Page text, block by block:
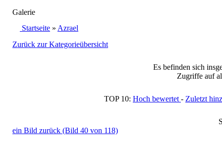
Galerie
Startseite » Azrael
Zurück zur Kategorieübersicht
Es befinden sich
Zugriffe auf
TOP 10: Hoch bewertet - Zuletzt
ein Bild zurück (Bild 40 von 118)